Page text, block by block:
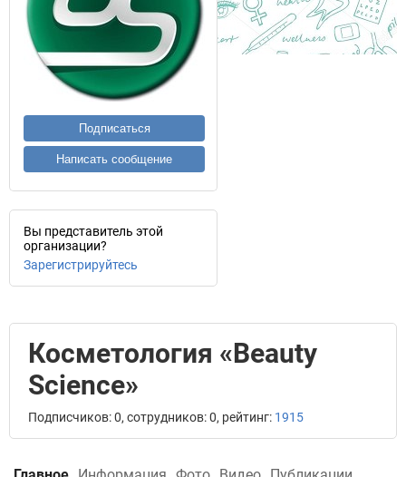
Подписаться
Написать сообщение
Вы представитель этой
организации?
Зарегистрируйтесь
Косметология «Beauty
Science»
Подписчиков: 0, сотрудников: 0, рейтинг: 1915